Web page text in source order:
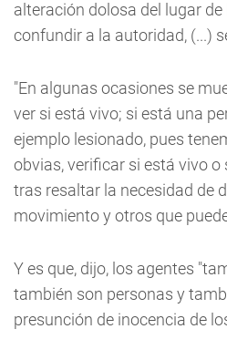
alteración dolosa del lugar
confundir a la autoridad, (...)
"En algunas ocasiones se
ver si está vivo; si está una
ejemplo lesionado, pues
obvias, verificar si está vivo
tras resaltar la necesidad de
movimiento y otros que
Y es que, dijo, los agentes
también son personas y
presunción de inocencia de